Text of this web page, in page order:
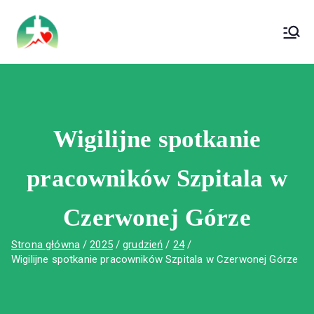
treści
Wojewódzki Szpital Specjalistyczny im.
Św. Rafała w Czerwonej Górze
Wigilijne spotkanie
pracowników Szpitala w
Czerwonej Górze
Strona główna 2025 grudzień
24
Wigilijne spotkanie pracowników Szpitala w Czerwonej Górze